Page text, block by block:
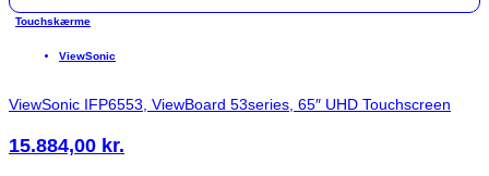
Touchskærme
ViewSonic
ViewSonic IFP6553, ViewBoard 53series, 65″ UHD Touchscreen
15.884,00 kr.